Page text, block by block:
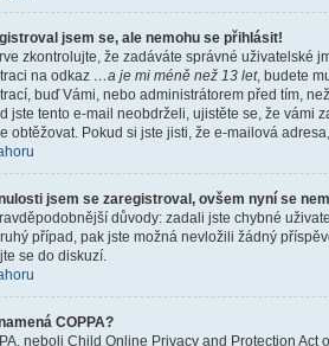
jsem se, ale nemohu se přihlásit!
zkontrolujte, že zadáváte správné uživatelské
na odkaz …a je mi méně než 13 let, budete
buď Vámi, nebo administrátorem před tím,
jste tento e-mail neobdrželi, ujistěte se, že vámi
obtěžovat. Pokud si jste jisti, že e-mailová
jsem se zaregistroval, ovšem nyní se
důvody: zadali jste chybné
případ, pak jste možná nevložili žádný
se do diskuzí.
COPPA?
neboli Child Online Privacy and Protection